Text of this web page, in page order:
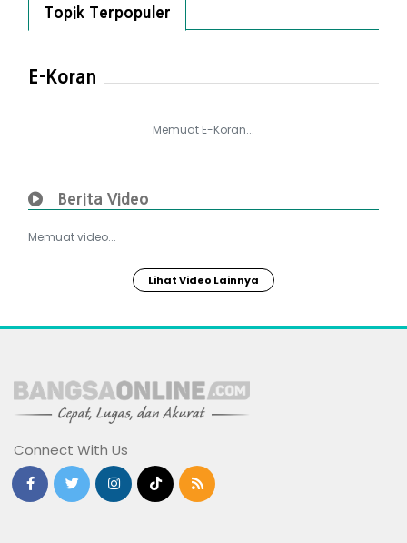
Topik Terpopuler
E-Koran
Memuat E-Koran...
Berita Video
Memuat video...
Lihat Video Lainnya
Connect With Us